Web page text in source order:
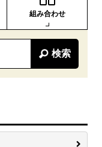
組み合わせ
検索